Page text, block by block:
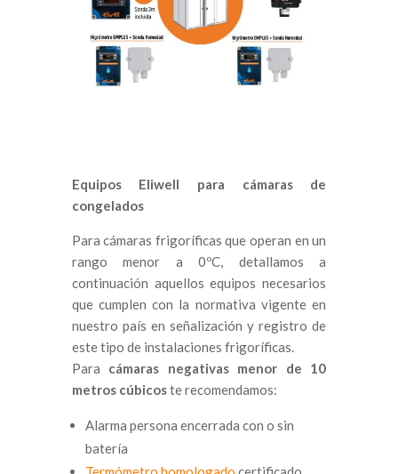
Equipos Eliwell para cámaras de
congelados
Para cámaras frigoríficas que operan en un
rango menor a 0ºC, detallamos a
continuación aquellos equipos necesarios
que cumplen con la normativa vigente en
nuestro país en señalización y registro de
este tipo de instalaciones frigoríficas.
Para cámaras negativas menor de 10
metros cúbicoste recomendamos:
Alarma persona encerrada con o sin
batería